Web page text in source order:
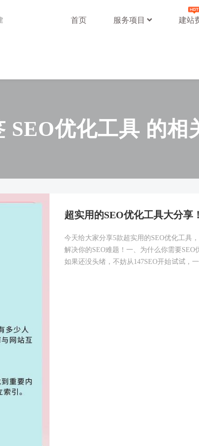
首页 服务项目 建站
SEO优化工具 的相
超实用的SEO优化工具大分享
今天给大家分享5款超实用的SEO优化工具
解决你的SEO难题！一、为什么你需要SEO
如果还没头绪，不妨从147SEO开始试试，